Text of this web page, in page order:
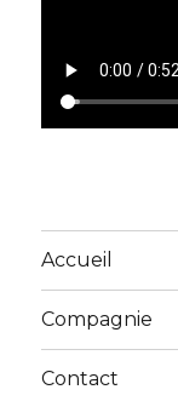
Accueil
Compagnie
Contact